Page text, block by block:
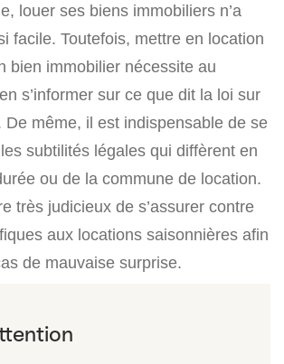
louer ses biens immobiliers n’a
facile. Toutefois, mettre en location
bien immobilier nécessite au
s’informer sur ce que dit la loi sur
De même, il est indispensable de se
subtilités légales qui diffèrent en
ou de la commune de location.
très judicieux de s’assurer contre
aux locations saisonnières afin
de mauvaise surprise.